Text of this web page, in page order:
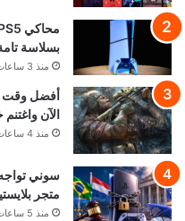
بسلاسة
منذ 3 ساعات
الآن واغتنم
منذ 4 ساعات
متجر
منذ 5 ساعات